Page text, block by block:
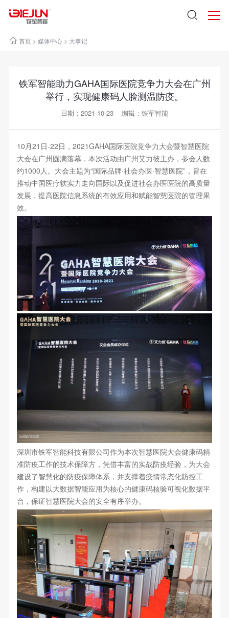
首页> 媒体中心> 大事记
铁军智能助力GAHA国际医院竞争力大会在广州
举行，实现健康码人脸测温防疫。
日期：2021-10-23 编辑：铁军智能
10月21日-22日，2021GAHA国际医院竞争力大会暨智慧医院
大会在广州圆满落幕，本次活动由广州艾力彼主办，参会人数
约1000人。大会主题为“国际品牌·社会办医·智慧医院”，旨在
推动中国医疗软实力走向国际以及促进社会办医医院的高质量
发展，提高医院信息系统的有效应用和赋能智慧医院的管理果
效。
深圳市铁军智能科技有限公司作为本次智慧医院大会健康码精
准防疫工作的技术保障方，凭借丰富的实战防疫经验，为大会
建设了智慧化的防疫保障体系，并支撑着疫情常态化防控工
作，构建以大数据智能应用为核心的健康码核验可视化数据平
台，保证智慧医院大会的安全有序举办。